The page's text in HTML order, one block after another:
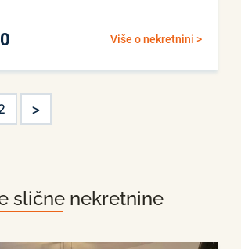
Više o nekretnini >
>
slične nekretnine